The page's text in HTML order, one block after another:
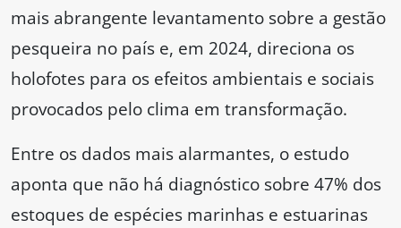
mais abrangente levantamento sobre a gestão
pesqueira no país e, em 2024, direciona os
holofotes para os efeitos ambientais e sociais
provocados pelo clima em transformação.
Entre os dados mais alarmantes, o estudo
aponta que não há diagnóstico sobre 47% dos
estoques de espécies marinhas e estuarinas